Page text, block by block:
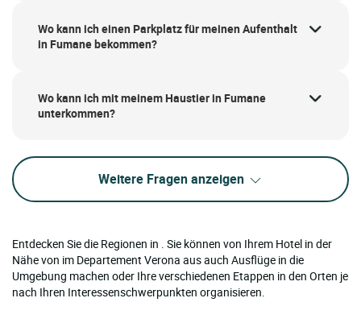
Wo kann ich einen Parkplatz für meinen Aufenthalt
in Fumane bekommen?
Wo kann ich mit meinem Haustier in Fumane
unterkommen?
Weitere Fragen anzeigen
Entdecken Sie die Regionen in . Sie können von Ihrem Hotel in der
Nähe von im Departement Verona aus auch Ausflüge in die
Umgebung machen oder Ihre verschiedenen Etappen in den Orten je
nach Ihren Interessenschwerpunkten organisieren.